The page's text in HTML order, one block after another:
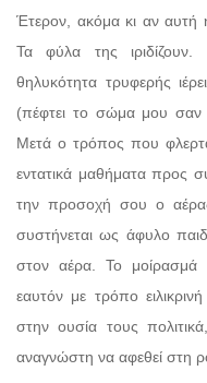
Έτερον, ακόμα κι αν αυτή
Τα φύλα της ιριδίζουν.
θηλυκότητα τρυφερής
(πέφτει το σώμα μου σαν
Μετά ο τρόπος που
εντατικά μαθήματα προς
την προσοχή σου ο
συστήνεται ως άφυλο
στον αέρα. Το μοίρασμά
εαυτόν με τρόπο
στην ουσία τους
αναγνώστη να αφεθεί στη